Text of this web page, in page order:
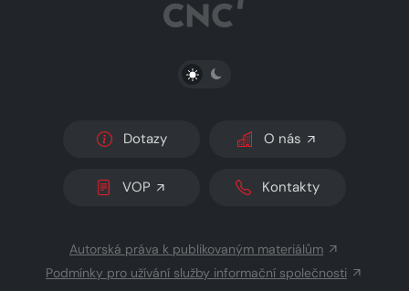
PŘEPNOUT SVĚTLÝ/TMAVÝ REŽIM
Dotazy O nás
VOP Kontakty
Autorská práva k publikovaným materiálům
Podmínky pro užívání služby informační společnosti